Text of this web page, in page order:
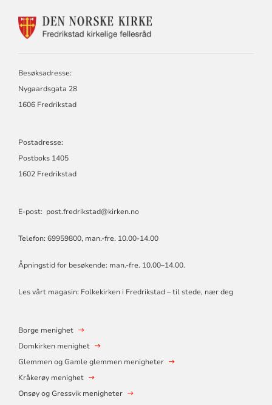
KONTAKTINFORMASJON
FOR
Besøksadresse:
Nygaardsgata 28
1606 Fredrikstad
Postadresse:
Postboks 1405
1602 Fredrikstad
E-post: post.fredrikstad@kirken.no
Telefon: 69959800, man.-fre. 10.00-14.00
Åpningstid for besøkende: man.-fre. 10.00–14.00.
Les vårt magasin: Folkekirken i Fredrikstad – til stede, nær deg
Borge menighet
Domkirken menighet
Glemmen og Gamle glemmen menigheter
Kråkerøy menighet
Onsøy og Gressvik menigheter